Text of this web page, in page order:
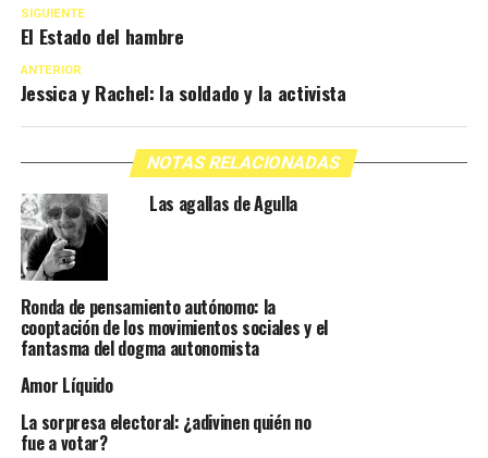
SIGUIENTE
El Estado del hambre
ANTERIOR
Jessica y Rachel: la soldado y la activista
NOTAS RELACIONADAS
Las agallas de Agulla
Ronda de pensamiento autónomo: la
cooptación de los movimientos sociales y el
fantasma del dogma autonomista
Amor Líquido
La sorpresa electoral: ¿adivinen quién no
fue a votar?